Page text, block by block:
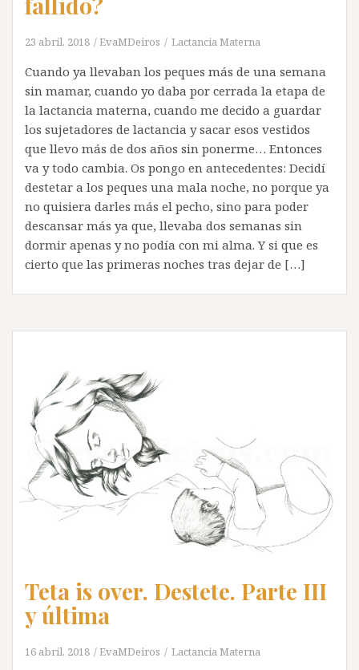
23 abril, 2018 EvaMDeiros Lactancia Materna
Cuando ya llevaban los peques más de una semana
sin mamar, cuando yo daba por cerrada la etapa de
la lactancia materna, cuando me decido a guardar
los sujetadores de lactancia y sacar esos vestidos
que llevo más de dos años sin ponerme… Entonces
va y todo cambia. Os pongo en antecedentes: Decidí
destetar a los peques una mala noche, no porque ya
no quisiera darles más el pecho, sino para poder
descansar más ya que, llevaba dos semanas sin
dormir apenas y no podía con mi alma. Y si que es
cierto que las primeras noches tras dejar de […]
Teta is over. Destete. Parte III
y última
16 abril, 2018 EvaMDeiros Lactancia Materna